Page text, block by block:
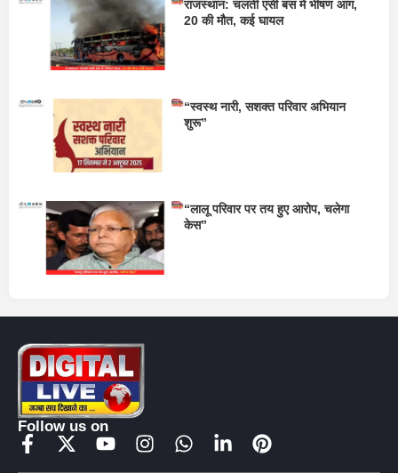
राजस्थान: चलती एसी बस में भीषण आग,
20 की मौत, कई घायल
“स्वस्थ नारी, सशक्त परिवार अभियान
शुरू”
“लालू परिवार पर तय हुए आरोप, चलेगा
केस”
Follow us on